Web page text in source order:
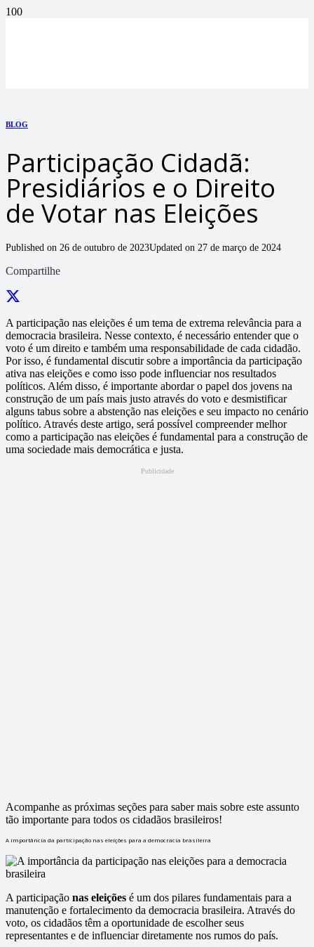
BLOG
Participação Cidadã:
Presidiários e o Direito
de Votar nas Eleições
Published on 26 de outubro de 2023Updated on 27 de março de 2024
Compartilhe
A participação nas eleições é um tema de extrema relevância para a
democracia brasileira. Nesse contexto, é necessário entender que o
voto é um direito e também uma responsabilidade de cada cidadão.
Por isso, é fundamental discutir sobre a importância da participação
ativa nas eleições e como isso pode influenciar nos resultados
políticos. Além disso, é importante abordar o papel dos jovens na
construção de um país mais justo através do voto e desmistificar
alguns tabus sobre a abstenção nas eleições e seu impacto no cenário
político. Através deste artigo, será possível compreender melhor
como a participação nas eleições é fundamental para a construção de
uma sociedade mais democrática e justa.
Publicidade
Acompanhe as próximas seções para saber mais sobre este assunto
tão importante para todos os cidadãos brasileiros!
A importância da participação nas eleições para a democracia brasileira
A participação nas eleições é um dos pilares fundamentais para a
manutenção e fortalecimento da democracia brasileira. Através do
voto, os cidadãos têm a oportunidade de escolher seus
representantes e de influenciar diretamente nos rumos do país.